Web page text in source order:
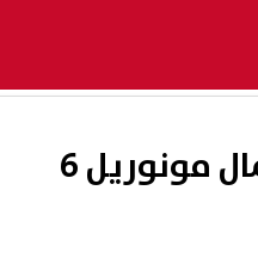
غلق كلي بمطالع محور شريف إسماعيل ضمن أعمال مونوريل 6